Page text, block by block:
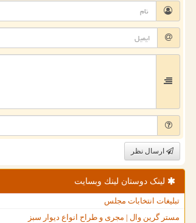
ارسال نظر
لینک دوستان لینك وبسایت
تبلیغات انتخابات مجلس
مستر گرین وال | مجری و طراح انواع دیوار سبز